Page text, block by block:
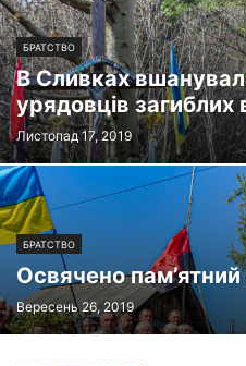
БРАТСТВО
В Сливках
урядовців загиблих
Листопад 17, 2019
БРАТСТВО
Освячено пам’ятний
Вересень 26, 2019